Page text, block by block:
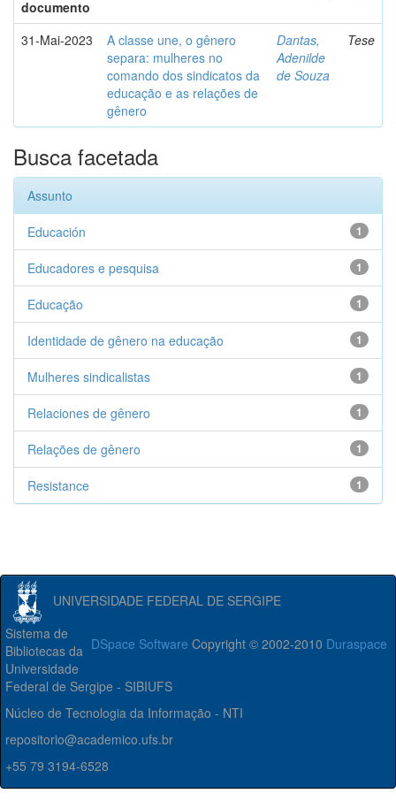
documento
31-Mai-2023
A classe une, o gênero
separa: mulheres no
comando dos sindicatos da
educação e as relações de
gênero
Dantas,
Adenilde
de Souza
Tese
Busca facetada
Assunto
1
Educación
1
Educadores e pesquisa
1
Educação
1
Identidade de gênero na educação
1
Mulheres sindicalistas
1
Relaciones de gênero
1
Relações de gênero
1
Resistance
UNIVERSIDADE FEDERAL DE SERGIPE
DSpace Software Copyright © 2002-2010 Duraspace
Sistema de
Bibliotecas da
Universidade
Federal de Sergipe - SIBIUFS
Núcleo de Tecnologia da Informação - NTI
repositorio@academico.ufs.br
+55 79 3194-6528